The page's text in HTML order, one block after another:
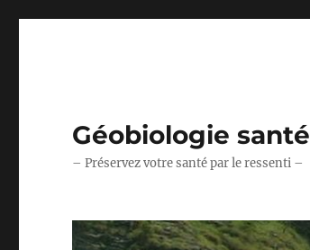
Géobiologie santé
– Préservez votre santé par le ressenti –